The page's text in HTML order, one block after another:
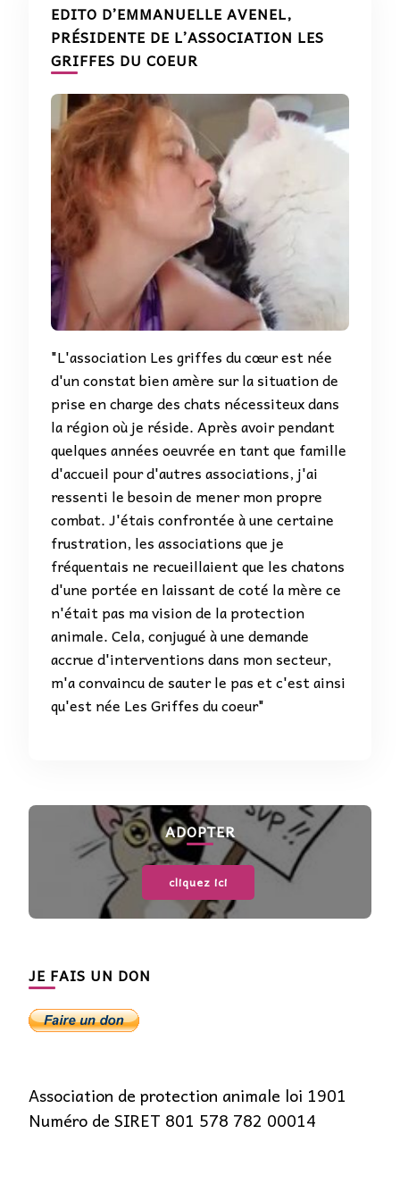
EDITO D’EMMANUELLE AVENEL,
PRÉSIDENTE DE L’ASSOCIATION LES
GRIFFES DU COEUR
"L'association Les griffes du cœur est née
d'un constat bien amère sur la situation de
prise en charge des chats nécessiteux dans
la région où je réside. Après avoir pendant
quelques années oeuvrée en tant que famille
d'accueil pour d'autres associations, j'ai
ressenti le besoin de mener mon propre
combat. J'étais confrontée à une certaine
frustration, les associations que je
fréquentais ne recueillaient que les chatons
d'une portée en laissant de coté la mère ce
n'était pas ma vision de la protection
animale. Cela, conjugué à une demande
accrue d'interventions dans mon secteur,
m'a convaincu de sauter le pas et c'est ainsi
qu'est née Les Griffes du coeur"
ADOPTER
cliquez ici
JE FAIS UN DON
Association de protection animale loi 1901
Numéro de SIRET 801 578 782 00014